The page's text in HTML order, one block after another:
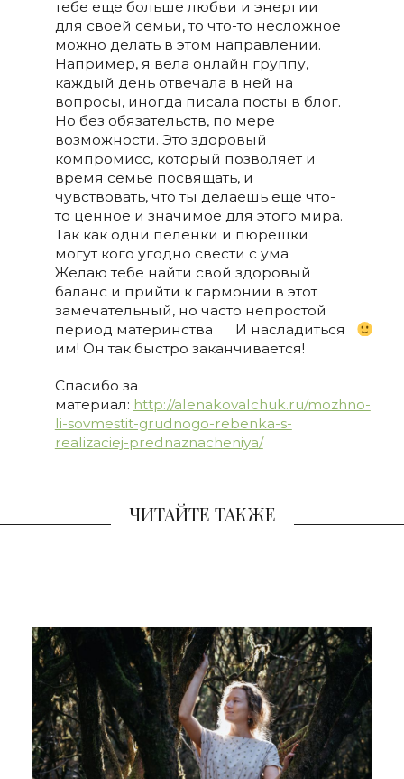
тебе еще больше любви и энергии
для своей семьи, то что-то несложное
можно делать в этом направлении.
Например, я вела онлайн группу,
каждый день отвечала в ней на
вопросы, иногда писала посты в блог.
Но без обязательств, по мере
возможности. Это здоровый
компромисс, который позволяет и
время семье посвящать, и
чувствовать, что ты делаешь еще что-
то ценное и значимое для этого мира.
Так как одни пеленки и пюрешки
могут кого угодно свести с ума
Желаю тебе найти свой здоровый
баланс и прийти к гармонии в этот
замечательный, но часто непростой
период материнства
И насладиться
им! Он так быстро заканчивается!
Спасибо за
материал: http://alenakovalchuk.ru/mozhno-
li-sovmestit-grudnogo-rebenka-s-
realizaciej-prednaznacheniya/
ЧИТАЙТЕ ТАКЖЕ